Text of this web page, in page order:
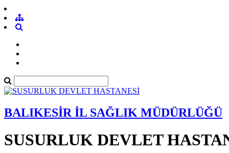
BALIKESİR İL SAĞLIK MÜDÜRLÜĞÜ
SUSURLUK DEVLET